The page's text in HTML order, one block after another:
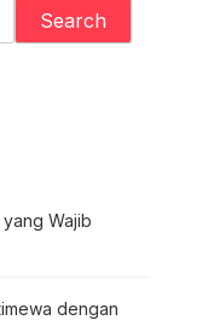
Search
Wajib
dengan